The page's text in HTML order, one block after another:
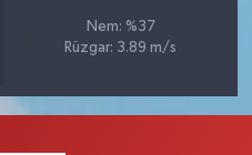
Nem: %37
Rüzgar: 3.89 m/s